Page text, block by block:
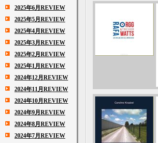
2025年6月REVIEW
2025年5月REVIEW
2025年4月REVIEW
2025年3月REVIEW
2025年2月REVIEW
2025年1月REVIEW
2024年12月REVIEW
2024年11月REVIEW
2024年10月REVIEW
2024年9月REVIEW
2024年8月REVIEW
2024年7月REVIEW